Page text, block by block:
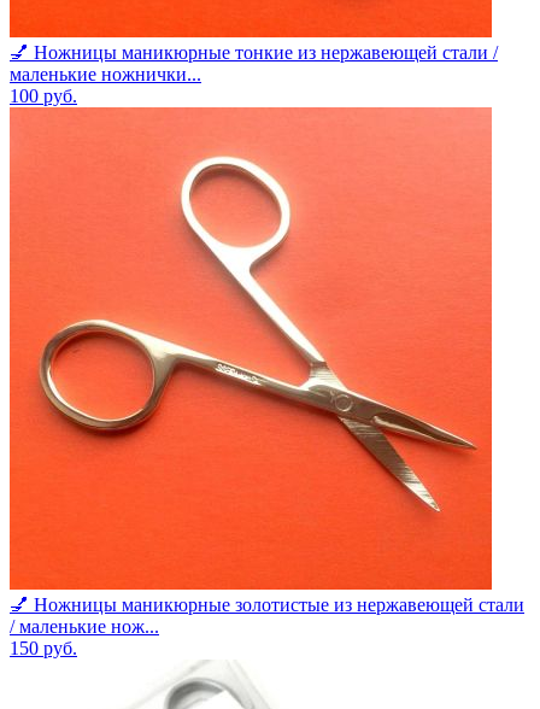
💅 Ножницы маникюрные тонкие из нержавеющей стали /
маленькие ножнички...
100 руб.
💅 Ножницы маникюрные золотистые из нержавеющей стали
/ маленькие нож...
150 руб.